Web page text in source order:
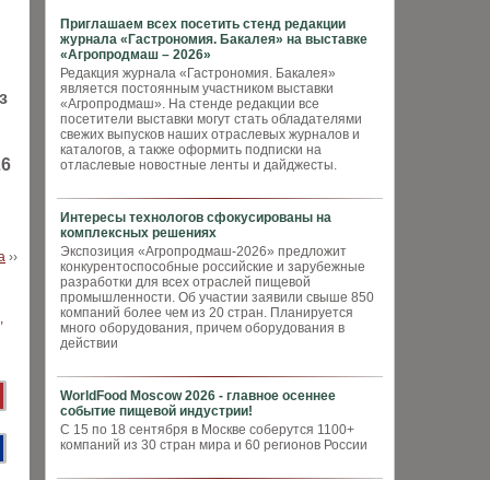
Приглашаем всех посетить стенд редакции
журнала «Гастрономия. Бакалея» на выставке
«Агропродмаш – 2026»
Редакция журнала «Гастрономия. Бакалея»
является постоянным участником выставки
«Агропродмаш». На стенде редакции все
посетители выставки могут стать обладателями
свежих выпусков наших отраслевых журналов и
каталогов, а также оформить подписки на
отласлевые новостные ленты и дайджесты.
Интересы технологов сфокусированы на
комплексных решениях
Экспозиция «Агропродмаш-2026» предложит
конкурентоспособные российские и зарубежные
разработки для всех отраслей пищевой
промышленности. Об участии заявили свыше 850
компаний более чем из 20 стран. Планируется
много оборудования, причем оборудования в
действии
WorldFood Moscow 2026 - главное осеннее
событие пищевой индустрии!
С 15 по 18 сентября в Москве соберутся 1100+
компаний из 30 стран мира и 60 регионов России
››